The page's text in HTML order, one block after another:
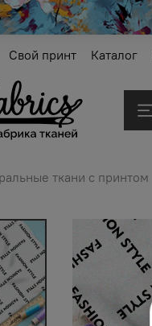
Свой принт Каталог
ткани с принтом